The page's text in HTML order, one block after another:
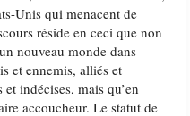
Unis qui menacent de
réside en ceci que non
nouveau monde dans
et ennemis, alliés et
indécises, mais qu’en
accoucheur. Le statut de